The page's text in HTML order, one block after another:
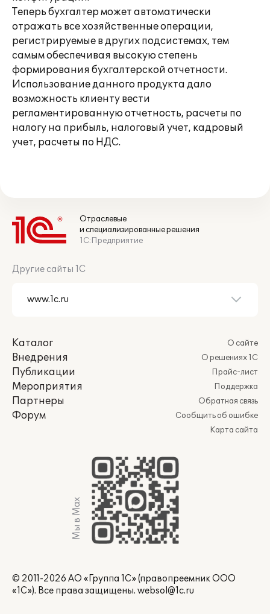
Теперь бухгалтер может автоматически
отражать все хозяйственные операции,
регистрируемые в других подсистемах, тем
самым обеспечивая высокую степень
формирования бухгалтерской отчетности.
Использование данного продукта дало
возможность клиенту вести
регламентированную отчетность, расчеты по
налогу на прибыль, налоговый учет, кадровый
учет, расчеты по НДС.
Отраслевые
и специализированные решения
1С:Предприятие
Другие сайты 1С
Каталог
Внедрения
Публикации
Мероприятия
Партнеры
Форум
О сайте
О решениях 1С
Прайс-лист
Поддержка
Обратная связь
Сообщить об ошибке
Карта сайта
Мы в Max
© 2011-2026 АО «Группа 1С» (правопреемник ООО
«1С»). Все права защищены. websol@1c.ru